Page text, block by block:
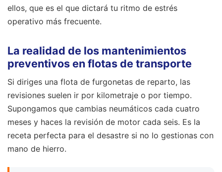
ellos, que es el que dictará tu ritmo de estrés
operativo más frecuente.
La realidad de los mantenimientos
preventivos en flotas de transporte
Si diriges una flota de furgonetas de reparto, las
revisiones suelen ir por kilometraje o por tiempo.
Supongamos que cambias neumáticos cada cuatro
meses y haces la revisión de motor cada seis. Es la
receta perfecta para el desastre si no lo gestionas con
mano de hierro.